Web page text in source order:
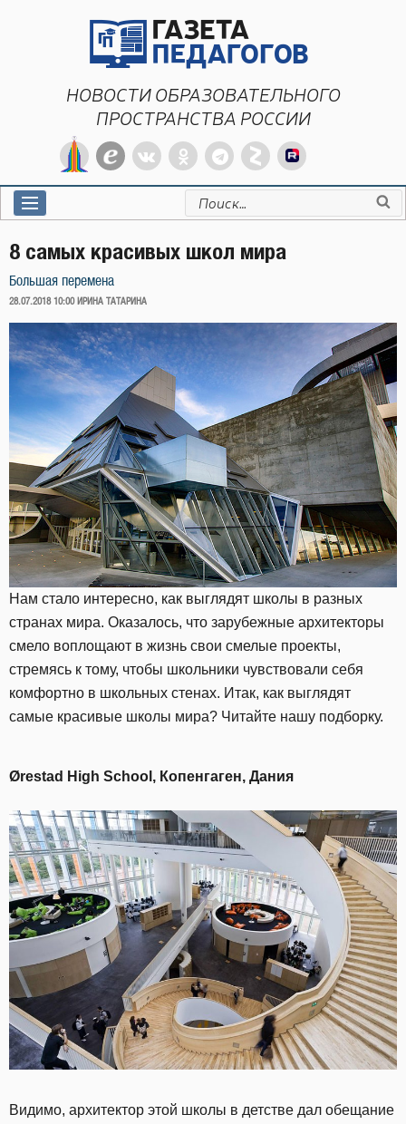
НОВОСТИ ОБРАЗОВАТЕЛЬНОГО
ПРОСТРАНСТВА РОССИИ
Искать:
8 самых красивых школ мира
Большая перемена
ОПУБЛИКОВАНО
28.07.2018 10:00 ИРИНА ТАТАРИНА
Нам стало интересно, как выглядят школы в разных
странах мира. Оказалось, что зарубежные архитекторы
смело воплощают в жизнь свои смелые проекты,
стремясь к тому, чтобы школьники чувствовали себя
комфортно в школьных стенах. Итак, как выглядят
самые красивые школы мира? Читайте нашу подборку.
Ørestad High School, Копенгаген, Дания
Видимо, архитектор этой школы в детстве дал обещание